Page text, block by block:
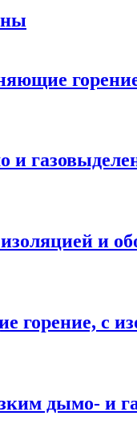
и
и
горение, с
дымо- и